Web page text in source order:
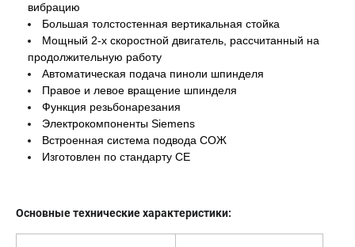
вибрацию
Большая толстостенная вертикальная стойка
Мощный 2-х скоростной двигатель, рассчитанный на
продолжительную работу
Автоматическая подача пиноли шпинделя
Правое и левое вращение шпинделя
Функция резьбонарезания
Электрокомпоненты Siemens
Встроенная система подвода СОЖ
Изготовлен по стандарту СЕ
Основные технические характеристики: